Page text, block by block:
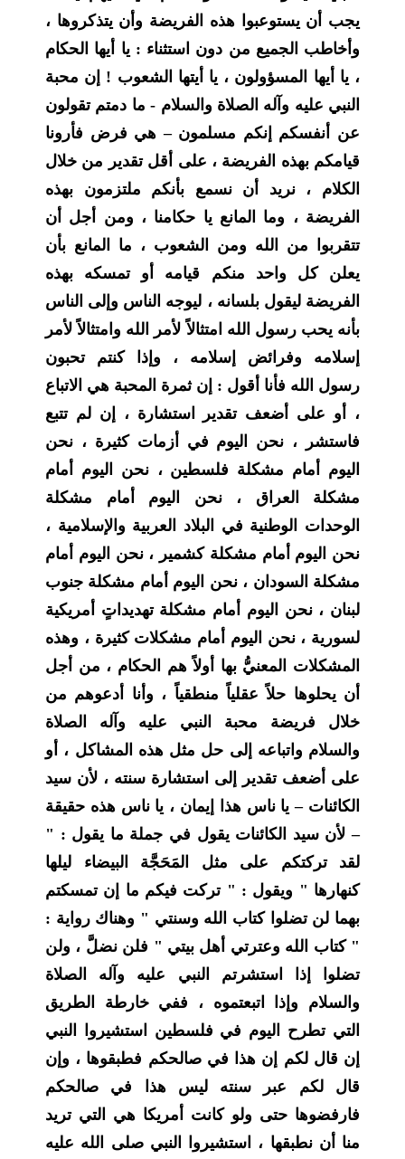
يجب أن يستوعبوا هذه الفريضة وأن يتذكروها ،
وأخاطب الجميع من دون استثناء : يا أيها الحكام
، يا أيها المسؤولون ، يا أيتها الشعوب ! إن محبة
النبي عليه وآله الصلاة والسلام - ما دمتم تقولون
عن أنفسكم إنكم مسلمون – هي فرض فأرونا
قيامكم بهذه الفريضة ، على أقل تقدير من خلال
الكلام ، نريد أن نسمع بأنكم ملتزمون بهذه
الفريضة ، وما المانع يا حكامنا ، ومن أجل أن
تتقربوا من الله ومن الشعوب ، ما المانع بأن
يعلن كل واحد منكم قيامه أو تمسكه بهذه
الفريضة ليقول بلسانه ، ليوجه الناس وإلى الناس
بأنه يحب رسول الله امتثالاً لأمر الله وامتثالاً لأمر
إسلامه وفرائض إسلامه ، وإذا كنتم تحبون
رسول الله فأنا أقول : إن ثمرة المحبة هي الاتباع
، أو على أضعف تقدير استشارة ، إن لم تتبع
فاستشر ، نحن اليوم في أزمات كثيرة ، نحن
اليوم أمام مشكلة فلسطين ، نحن اليوم أمام
مشكلة العراق ، نحن اليوم أمام مشكلة
الوحدات الوطنية في البلاد العربية والإسلامية ،
نحن اليوم أمام مشكلة كشمير ، نحن اليوم أمام
مشكلة السودان ، نحن اليوم أمام مشكلة جنوب
لبنان ، نحن اليوم أمام مشكلة تهديداتٍ أمريكية
لسورية ، نحن اليوم أمام مشكلات كثيرة ، وهذه
المشكلات المعنيُّ بها أولاً هم الحكام ، من أجل
أن يحلوها حلاً عقلياً منطقياً ، وأنا أدعوهم من
خلال فريضة محبة النبي عليه وآله الصلاة
والسلام واتباعه إلى حل مثل هذه المشاكل ، أو
على أضعف تقدير إلى استشارة سنته ، لأن سيد
الكائنات – يا ناس هذا إيمان ، يا ناس هذه حقيقة
– لأن سيد الكائنات يقول في جملة ما يقول : "
لقد تركتكم على مثل المَحَجَّة البيضاء ليلها
كنهارها " ويقول : " تركت فيكم ما إن تمسكتم
بهما لن تضلوا كتاب الله وسنتي " وهناك رواية :
" كتاب الله وعترتي أهل بيتي " فلن نضلَّ ، ولن
تضلوا إذا استشرتم النبي عليه وآله الصلاة
والسلام وإذا اتبعتموه ، ففي خارطة الطريق
التي تطرح اليوم في فلسطين استشيروا النبي
إن قال لكم إن هذا في صالحكم فطبقوها ، وإن
قال لكم عبر سنته ليس هذا في صالحكم
فارفضوها حتى ولو كانت أمريكا هي التي تريد
منا أن نطبقها ، استشيروا النبي صلى الله عليه